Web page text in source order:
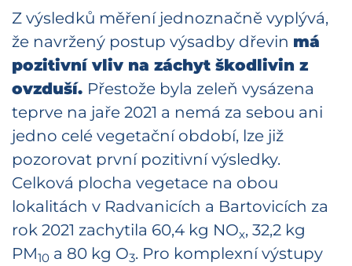
Z výsledků měření jednoznačně vyplývá,
že navržený postup výsadby dřevin má
pozitivní vliv na záchyt škodlivin z
ovzduší. Přestože byla zeleň vysázena
teprve na jaře 2021 a nemá za sebou ani
jedno celé vegetační období, lze již
pozorovat první pozitivní výsledky.
Celková plocha vegetace na obou
lokalitách v Radvanicích a Bartovicích za
rok 2021 zachytila 60,4 kg NOx, 32,2 kg
PM10 a 80 kg O3. Pro komplexní výstupy